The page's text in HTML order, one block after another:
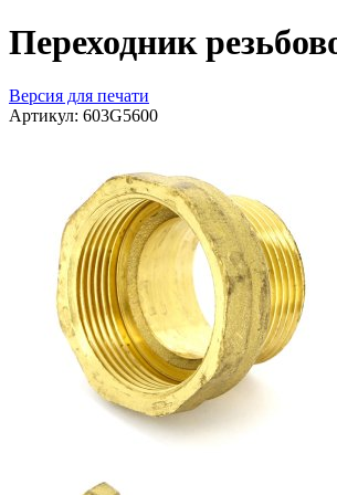
Переходник
Версия для печати
Артикул: 603G5600